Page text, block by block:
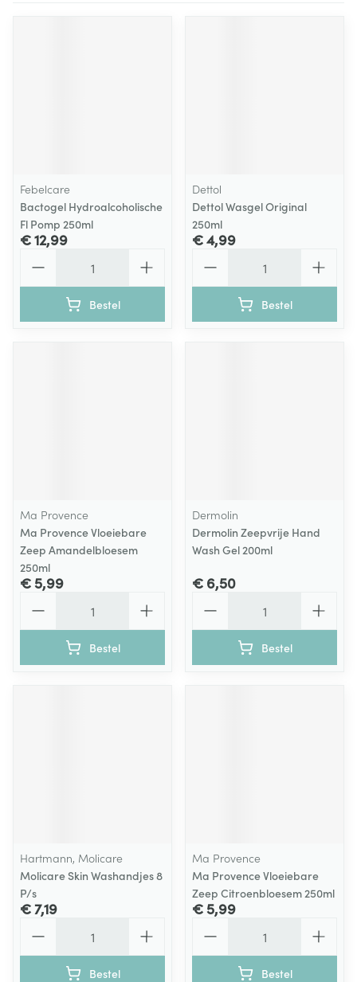
Febelcare
Bactogel Hydroalcoholische
Fl Pomp 250ml
€ 12,99
Bestel
Dettol
Dettol Wasgel Original
250ml
€ 4,99
Bestel
Ma Provence
Ma Provence Vloeiebare
Zeep Amandelbloesem
250ml
€ 5,99
Bestel
Dermolin
Dermolin Zeepvrije Hand
Wash Gel 200ml
€ 6,50
Bestel
Hartmann, Molicare
Molicare Skin Washandjes 8
P/s
€ 7,19
Bestel
Ma Provence
Ma Provence Vloeiebare
Zeep Citroenbloesem 250ml
€ 5,99
Bestel